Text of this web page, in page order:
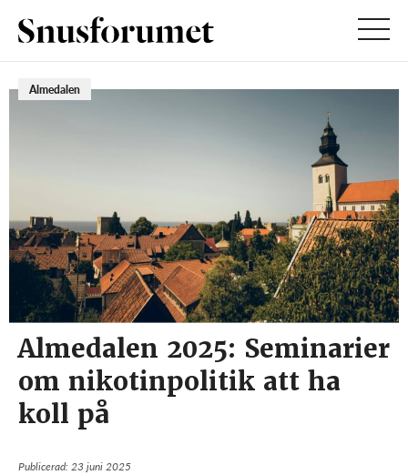
Almedalen
Almedalen 2025: Seminarier
om nikotinpolitik att ha
koll på
Publicerad: 23 juni 2025